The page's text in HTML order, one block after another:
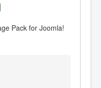
Pack for Joomla!